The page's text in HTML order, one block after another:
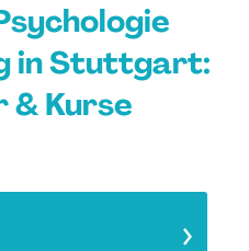
in Stuttgart:
& Kurse